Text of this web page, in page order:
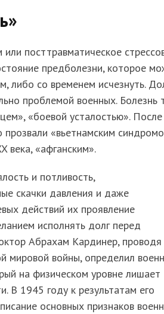
посттравматическое
предболезни, которое
либо со временем исчезнуть.
проблемой военных. Болезнь
«боевой усталостью». После
«вьетнамским
века, «афганским».
и потливость,
скачки давления и даже
действий их проявление
исполнять долг перед
Абрахам Кардинер, проводя
мировой войны, определил
на физическом уровне лишает
В 1945 году к результатам его
основных признаков